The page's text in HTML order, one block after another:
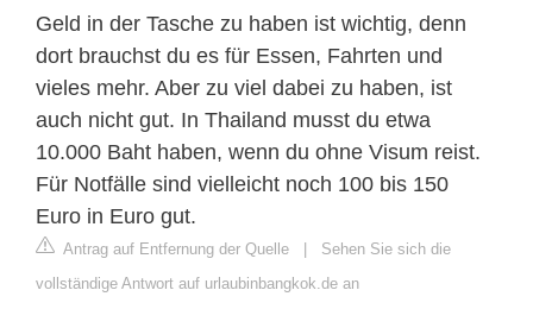
Geld in der Tasche zu haben ist wichtig, denn
dort brauchst du es für Essen, Fahrten und
vieles mehr. Aber zu viel dabei zu haben, ist
auch nicht gut. In Thailand musst du etwa
10.000 Baht haben, wenn du ohne Visum reist.
Für Notfälle sind vielleicht noch 100 bis 150
Euro in Euro gut.
Antrag auf Entfernung der Quelle
Sehen Sie sich die
vollständige Antwort auf urlaubinbangkok.de an